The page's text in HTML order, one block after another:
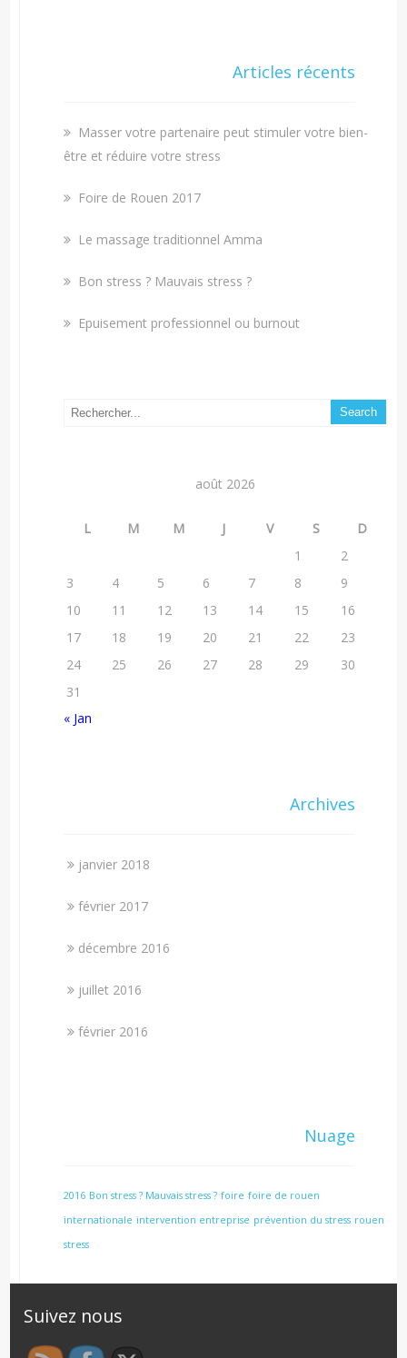
Articles récents
Masser votre partenaire peut stimuler votre bien-
être et réduire votre stress
Foire de Rouen 2017
Le massage traditionnel Amma
Bon stress ? Mauvais stress ?
Epuisement professionnel ou burnout
août 2026
L M M J V S
D
1
2
3
4 5 6 7 8
9
10
11 12 13 14 15
16
17
18 19 20 21 22
23
24
25 26 27 28 29
30
31
« Jan
Archives
janvier 2018
février 2017
décembre 2016
juillet 2016
février 2016
Nuage
2016 Bon stress ? Mauvais stress ? foire foire de rouen
internationale intervention entreprise prévention du stress rouen
stress
Suivez nous